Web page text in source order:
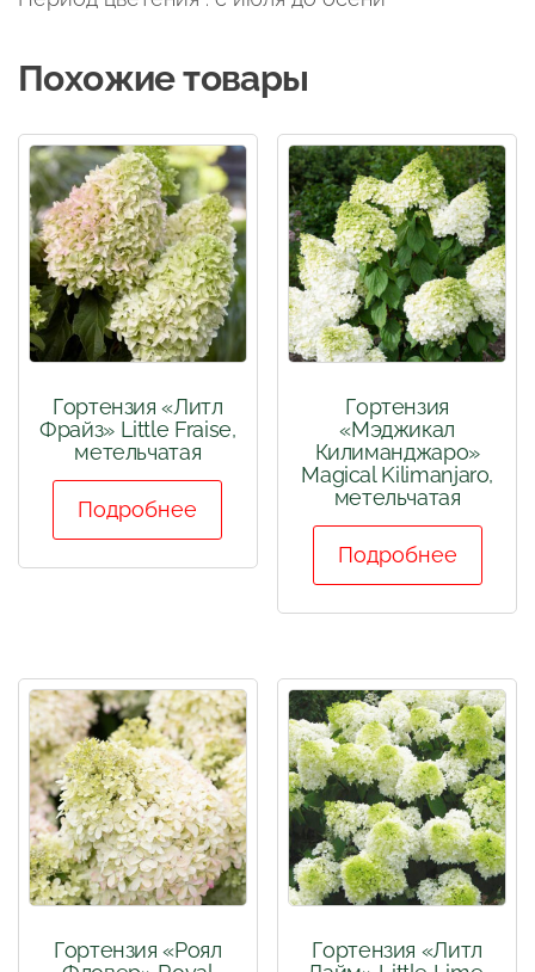
Похожие товары
Гортензия «Литл
Фрайз» Little Fraise,
метельчатая
Подробнее
Гортензия
«Мэджикал
Килиманджаро»
Magical Kilimanjaro,
метельчатая
Подробнее
Гортензия «Роял
Гортензия «Литл